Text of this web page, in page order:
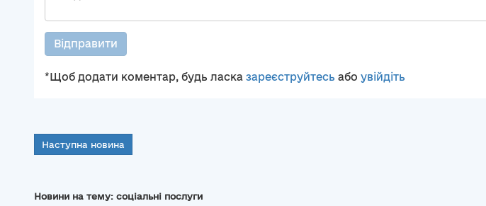
Відправити
*Щоб додати коментар, будь ласка зареєструйтесь або увійдіть
Наступна новина
Новини на тему: соціальні послуги